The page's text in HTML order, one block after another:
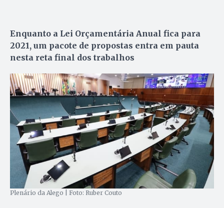
Enquanto a Lei Orçamentária Anual fica para
2021, um pacote de propostas entra em pauta
nesta reta final dos trabalhos
Plenário da Alego | Foto: Ruber Couto